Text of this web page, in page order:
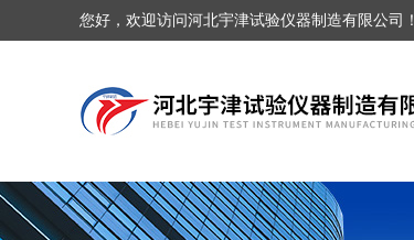
您好，欢迎访问河北宇津试验仪器制造有限公司！